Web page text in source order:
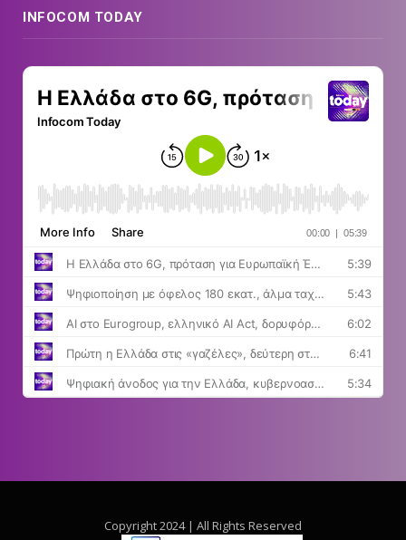
INFOCOM TODAY
Copyright 2024 | All Rights Reserved